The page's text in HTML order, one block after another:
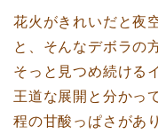
花火がきれいだと夜
と、そんなデボラの
そっと見つめ続ける
王道な展開と分かっ
程の甘酸っぱさがあ